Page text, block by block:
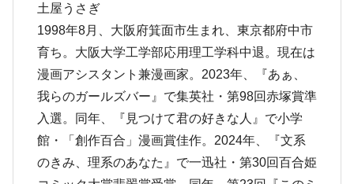
土屋うさぎ
1998年8月、大阪府箕面市生まれ、東京都府中市
育ち。大阪大学工学部応用理工学科中退。現在は
漫画アシスタント兼漫画家。2023年、『あぁ、
我らのガールズバー』で集英社・第98回赤塚賞準
入選。同年、『見つけて君の好きな人』で小学
館・「創作百合」漫画賞佳作。2024年、『文系
のきみ、理系のあなた』で一迅社・第30回百合姫